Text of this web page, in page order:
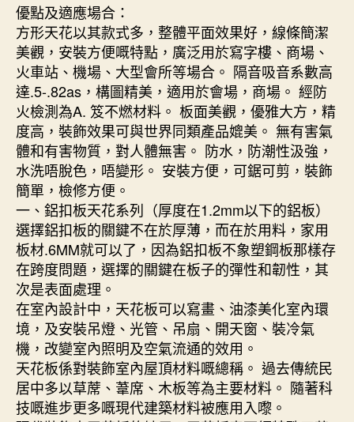
優點及適應場合：
方形天花以其款式多，整體平面效果好，線條簡潔
美觀，安裝方便嘅特點，廣泛用於寫字樓、商場、
火車站、機場、大型會所等場合。 隔音吸音系數高
達.5-.82as，構圖精美，適用於會場，商場。 經防
火檢測為A. 笈不燃材料。 板面美觀，優雅大方，精
度高，裝飾效果可與世界同類產品媲美。 無有害氣
體和有害物質，對人體無害。 防水，防潮性汲強，
水洗唔脫色，唔變形。 安裝方便，可鋸可剪，裝飾
簡單，檢修方便。
一、鋁扣板天花系列（厚度在1.2mm以下的鋁板）
選擇鋁扣板的關鍵不在於厚薄，而在於用料，家用
板材.6MM就可以了，因為鋁扣板不象塑鋼板那樣存
在跨度問題，選擇的關鍵在板子的彈性和韌性，其
次是表面處理。
在室內設計中，天花板可以寫畫、油漆美化室內環
境，及安裝吊燈、光管、吊扇、開天窗、裝冷氣
機，改變室內照明及空氣流通的效用。
天花板係對裝飾室內屋頂材料嘅總稱。 過去傳統民
居中多以草蓆、葦席、木板等為主要材料。 隨著科
技嘅進步更多嘅現代建築材料被應用入嚟。